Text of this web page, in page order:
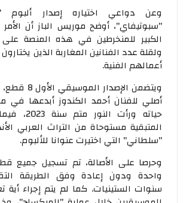
وعن دواعي اختياره إصدار
"سبوتيفاي"، أوضح موريس الباز أن
الكبير للمنخرطين في هذه المنصة
ولقلة عدد الفنانين المغاربة الذين
أعمالهم الفنية.
ويتضمن
أصلي للفنان أحمد الكندوز أبدعها في
حياته ورأت
المتبقية مستوحاة من التراث العربي
"سلطاني" التي اختيرت عنوانا للألبوم.
وحرصا على الأصالة، تم تسجيل جميع
واحدة ودون إعادة وفق الطريقة
سنوات الستينيات. كما لم يتم إجراء أية